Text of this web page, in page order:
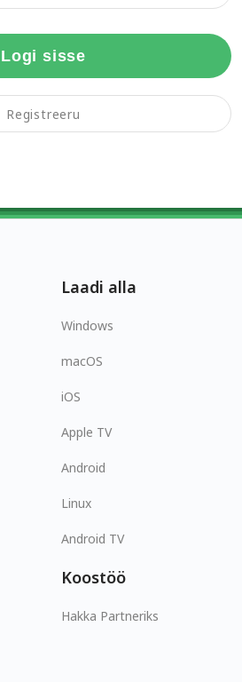
Logi sisse
Registreeru
Laadi alla
Windows
macOS
iOS
Apple TV
Android
Linux
Android TV
Koostöö
Hakka Partneriks